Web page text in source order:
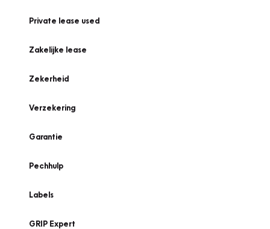
Private lease used
Zakelijke lease
Zekerheid
Verzekering
Garantie
Pechhulp
Labels
GRIP Expert